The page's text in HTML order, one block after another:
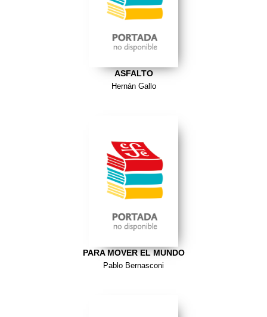
ASFALTO
Hernán Gallo
PARA MOVER EL MUNDO
Pablo Bernasconi